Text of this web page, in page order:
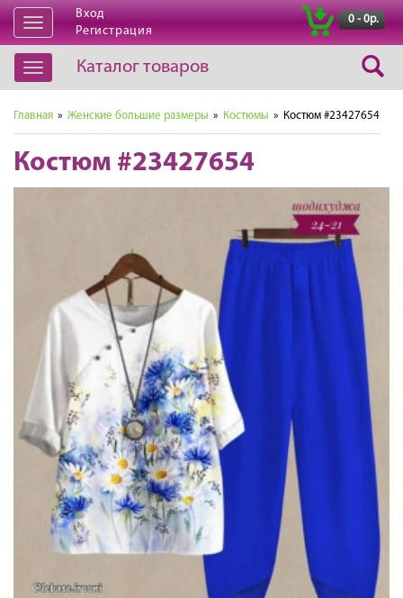
Открыть
навигацию
Вход
Регистрация
0 - 0р.
Открыть
навигацию
Каталог товаров
Главная » Женские большие размеры » Костюмы » Костюм #23427654
Костюм #23427654